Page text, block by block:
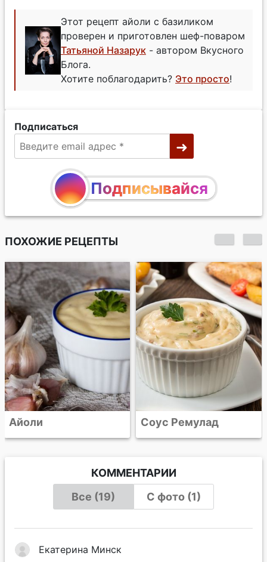
Этот рецепт айоли с базиликом
проверен и приготовлен шеф-поваром
Татьяной Назарук - автором Вкусного
Блога.
Хотите поблагодарить? Это просто!
Подписаться
Подписывайся
ПОХОЖИЕ РЕЦЕПТЫ
Соус Ремулад
Базиликовый хумус
КОММЕНТАРИИ
Все (19)
С фото (1)
Екатерина Минск